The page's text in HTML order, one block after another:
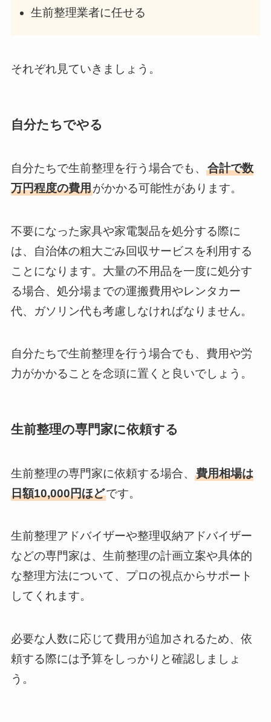
生前整理業者に任せる
それぞれ見ていきましょう。
自分たちでやる
自分たちで生前整理を行う場合でも、 合計で数
万円程度の費用がかかる可能性があります。
不要になった家具や家電製品を処分する際に
は、自治体の粗大ごみ回収サービスを利用する
ことになります。大量の不用品を一度に処分す
る場合、処分場までの運搬費用やレンタカー
代、ガソリン代も考慮しなければなりません。
自分たちで生前整理を行う場合でも、費用や労
力がかかることを念頭に置くと良いでしょう。
生前整理の専門家に依頼する
生前整理の専門家に依頼する場合、 費用相場は
日額10,000円ほどです。
生前整理アドバイザーや整理収納アドバイザー
などの専門家は、生前整理の計画立案や具体的
な整理方法について、プロの視点からサポート
してくれます。
必要な人数に応じて費用が追加されるため、依
頼する際には予算をしっかりと確認しましょ
う。